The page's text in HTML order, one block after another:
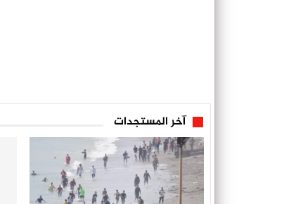
آخر المستجدات